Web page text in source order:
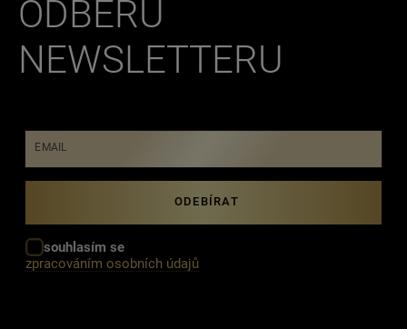
ODBĚRU
NEWSLETTERU
EMAIL
souhlasím se
zpracováním osobních údajů